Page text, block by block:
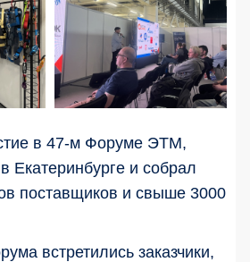
в 47-м Форуме ЭТМ,
Екатеринбурге и собрал
поставщиков и свыше 3000
встретились заказчики,